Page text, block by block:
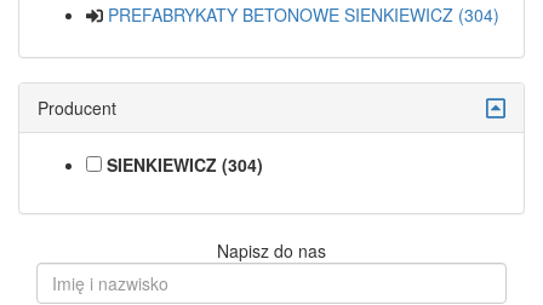
PREFABRYKATY BETONOWE SIENKIEWICZ (304)
Producent
SIENKIEWICZ (304)
Napisz do nas